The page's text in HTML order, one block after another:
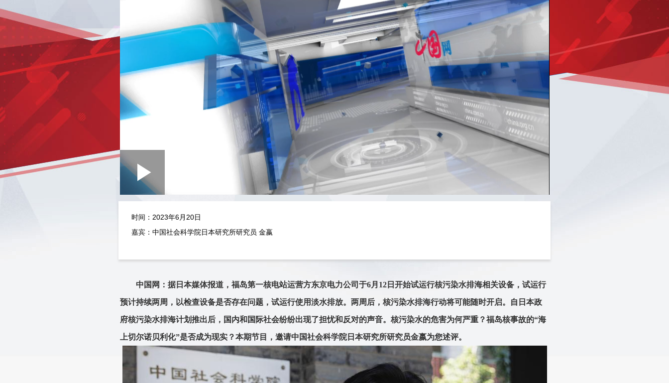
Play
Video
Loaded
Picture
时间：2023年6月20日
嘉宾： 中国社会科学院日本研究所研究员 金嬴
中国网：据日本媒体报道，福岛第一核电站运营方东京电力公司于6月12日开始试运行核污染水排海相关设备，试运行
预计持续两周，以检查设备是否存在问题，试运行使用淡水排放。两周后，核污染水排海行动将可能随时开启。自日本政
府核污染水排海计划推出后，国内和国际社会纷纷出现了担忧和反对的声音。核污染水的危害为何严重？福岛核事故的“海
上切尔诺贝利化”是否成为现实？本期节目，邀请中国社会科学院日本研究所研究员金嬴为您述评。